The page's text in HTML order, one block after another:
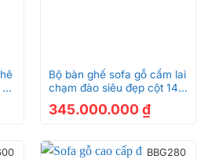
Bộ bàn ghế sofa gỗ cẩm lai
chạm đào siêu đẹp cột 14 –
345.000.000 ₫
BBG280